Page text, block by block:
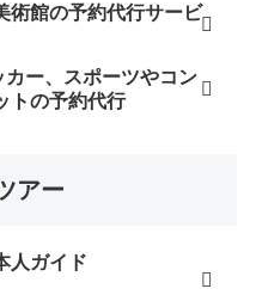
術館の予約代行サービ
カー、スポーツやコン
トの予約代行
アー
人ガイド